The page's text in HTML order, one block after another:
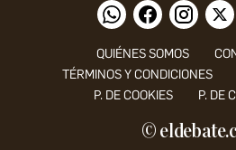
QUIÉNES SOMOS
TÉRMINOS Y CONDICIONES
P. DE COOKIES
P. DE
©